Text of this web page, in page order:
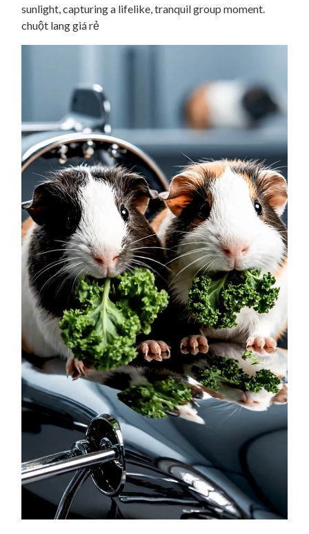
sunlight, capturing a lifelike, tranquil group moment.
chuột lang giá rẻ